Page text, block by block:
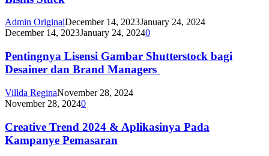
Admin OriginalDecember 14, 2023January 24, 2024
December 14, 2023January 24, 20240
Pentingnya Lisensi Gambar Shutterstock bagi
Desainer dan Brand Managers
Villda ReginaNovember 28, 2024
November 28, 20240
Creative Trend 2024 & Aplikasinya Pada
Kampanye Pemasaran